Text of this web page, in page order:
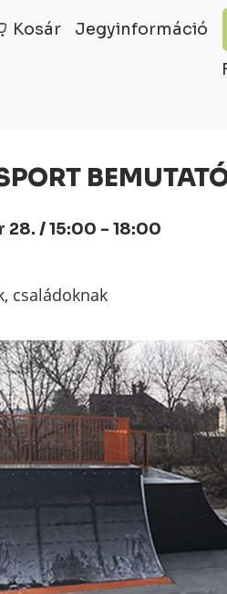
Kosár Jegyinformáció
/ 15:00 - 18:00
családoknak